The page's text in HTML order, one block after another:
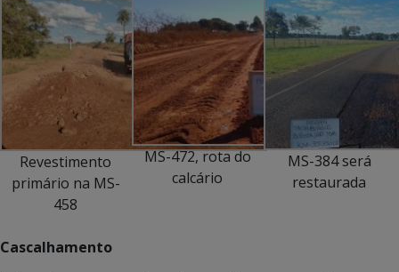
Revestimento
primário na MS-
458
MS-472, rota do
calcário
MS-384 será
restaurada
Cascalhamento